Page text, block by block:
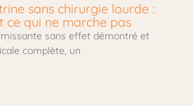
sans chirurgie lourde :
ce qui ne marche pas
sans effet démontré et
complète, un